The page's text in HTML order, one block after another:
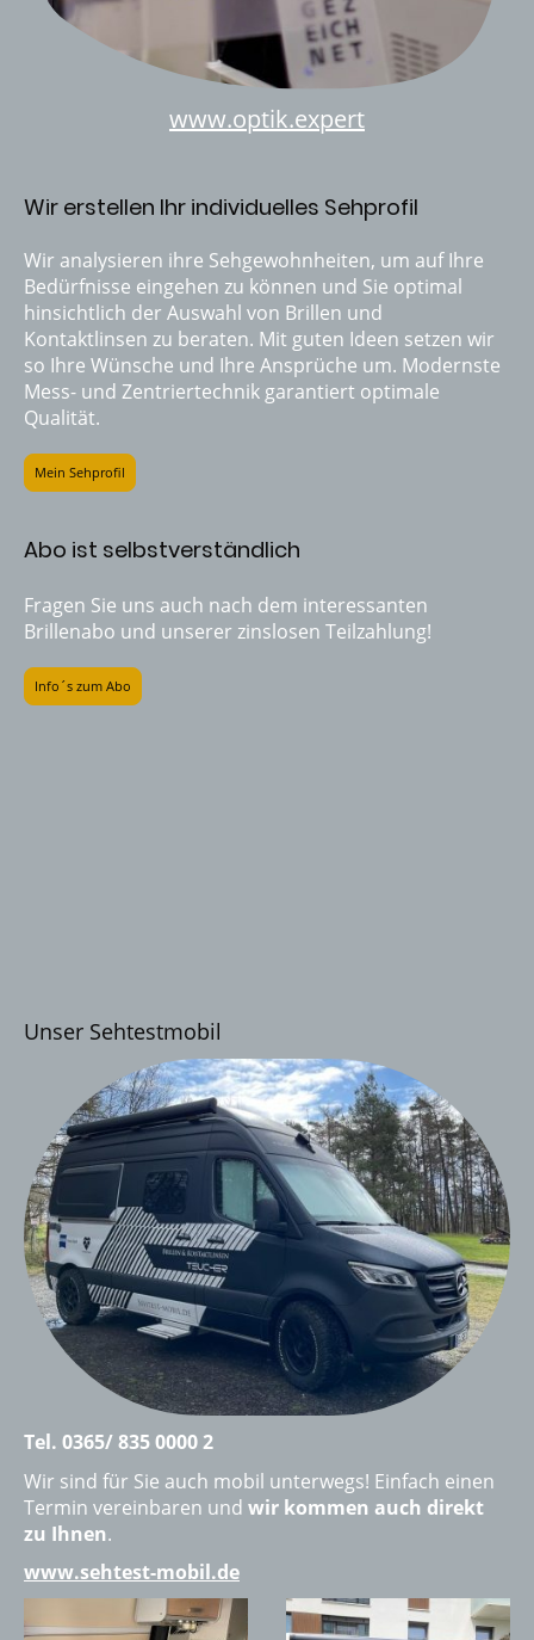
www.optik.expert
Wir erstellen Ihr individuelles Sehprofil
Wir analysieren ihre Sehgewohnheiten, um auf Ihre
Bedürfnisse eingehen zu können und Sie optimal
hinsichtlich der Auswahl von Brillen und
Kontaktlinsen zu beraten. Mit guten Ideen setzen wir
so Ihre Wünsche und Ihre Ansprüche um. Modernste
Mess- und Zentriertechnik garantiert optimale
Qualität.
Mein Sehprofil
Abo ist selbstverständlich
Fragen Sie uns auch nach dem interessanten
Brillenabo und unserer zinslosen Teilzahlung!
Info´s zum Abo
Unser Sehtestmobil
Tel. 0365/ 835 0000 2
Wir sind für Sie auch mobil unterwegs! Einfach einen
Termin vereinbaren und wir kommen auch direkt
zu Ihnen.
www.sehtest-mobil.de